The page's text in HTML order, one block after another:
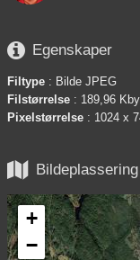
 Egenskaper
Filtype : Bilde JPEG
Filstørrelse : 189,96
Pixelstørrelse : 1024 x

+
−